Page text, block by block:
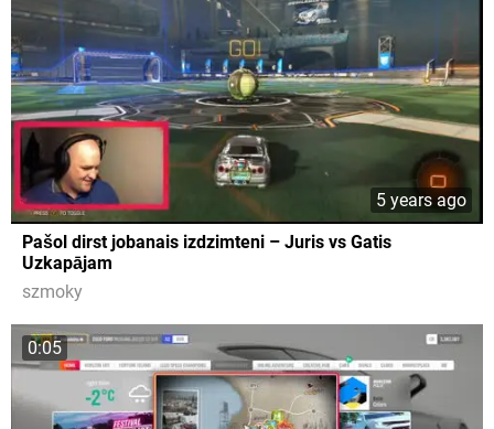
5 years ago
Pašol dirst jobanais izdzimteni – Juris vs Gatis
Uzkapājam
szmoky
0:05